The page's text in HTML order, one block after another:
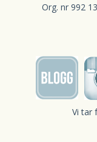
Org. nr 992
Vi tar